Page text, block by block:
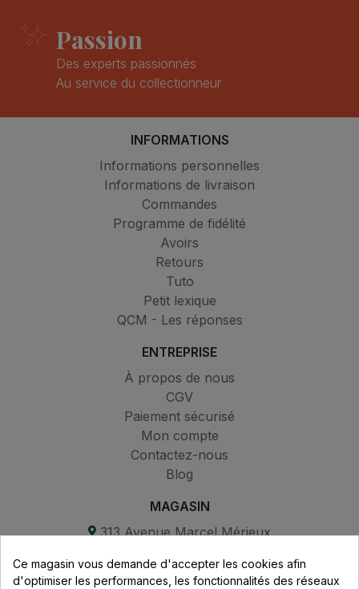
Passion
Des experts passionnés
Au service du collectionneur
INFORMATIONS
Informations personnelles
Informations de livraison
Commandes
Programme de fidélité
Avoirs
Retours
Tuto
Petit lexique
QCM - Les réponses
ENTREPRISE
À propos de nous
CGV
Paiement sécurisé
Mon compte
Contactez-nous
Blog
MAGASIN
313 Avenue Marcel Mérieux
69530 Brignais
Ce magasin vous demande d'accepter les cookies afin
d'optimiser les performances, les fonctionnalités des réseaux